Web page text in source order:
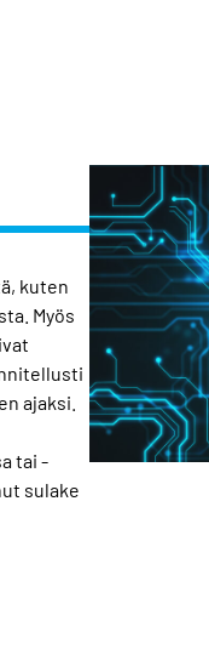
kuten
Myös
ajaksi.
tai -
sulake